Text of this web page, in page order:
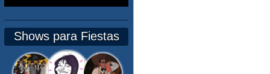
Shows para Fiestas